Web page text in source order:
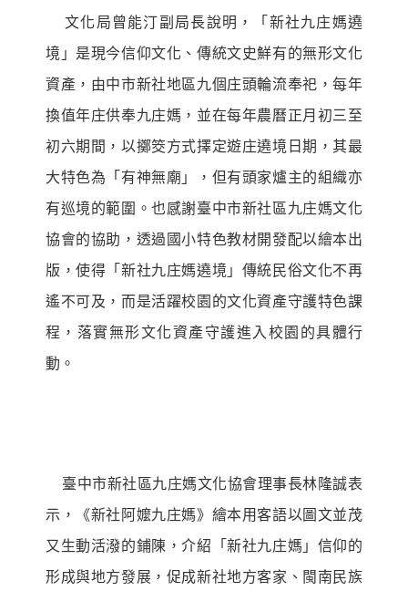
文化局曾能汀副局長說明，「新社九庄媽遶
境」是現今信仰文化、傳統文史鮮有的無形文化
資產，由中市新社地區九個庄頭輪流奉祀，每年
換值年庄供奉九庄媽，並在每年農曆正月初三至
初六期間，以擲筊方式擇定遊庄遶境日期，其最
大特色為「有神無廟」，但有頭家爐主的組織亦
有巡境的範圍。也感謝臺中市新社區九庄媽文化
協會的協助，透過國小特色教材開發配以繪本出
版，使得「新社九庄媽遶境」傳統民俗文化不再
遙不可及，而是活躍校園的文化資產守護特色課
程，落實無形文化資產守護進入校園的具體行
動。
臺中市新社區九庄媽文化協會理事長林隆誠表
示，《新社阿嬤九庄媽》繪本用客語以圖文並茂
又生動活潑的鋪陳，介紹「新社九庄媽」信仰的
形成與地方發展，促成新社地方客家、閩南民族